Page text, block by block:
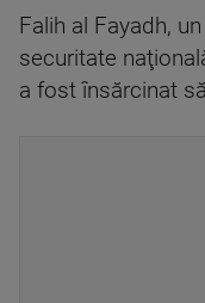
Falih al Fayadh,
securitate
a fost însărcinat